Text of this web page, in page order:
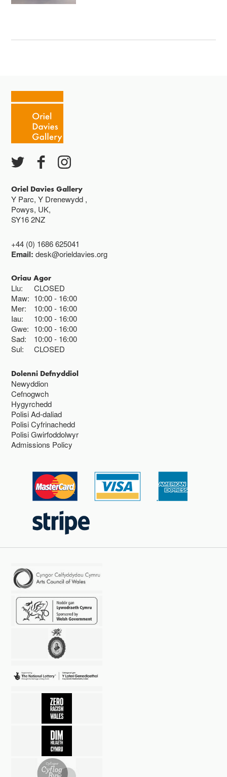
Oriel Davies Gallery
Y Parc, Y Drenewydd ,
Powys, UK,
SY16 2NZ
+44 (0) 1686 625041
Email:desk@orieldavies.org
Oriau Agor
Llu:
CLOSED
Maw: 10:00 16:00
Mer:
10:00 16:00
Iau:
10:00 16:00
Gwe: 10:00 16:00
Sad:
10:00 16:00
Sul:
CLOSED
Dolenni Defnyddiol
Newyddion
Cefnogwch
Hygyrchedd
Polisi Ad-daliad
Polisi Cyfrinachedd
Polisi Gwirfoddolwyr
Admissions Policy